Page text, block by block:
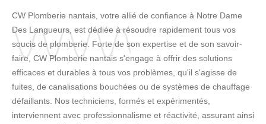
CW Plomberie nantais, votre allié de confiance à Notre Dame
Des Langueurs, est dédiée à résoudre rapidement tous vos
soucis de plomberie. Forte de son expertise et de son savoir-
faire, CW Plomberie nantais s'engage à offrir des solutions
efficaces et durables à tous vos problèmes, qu'il s'agisse de
fuites, de canalisations bouchées ou de systèmes de chauffage
défaillants. Nos techniciens, formés et expérimentés,
interviennent avec professionnalisme et réactivité, assurant ainsi